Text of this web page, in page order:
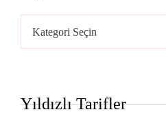
Yöntemleri
Yıldızlı Tarifler